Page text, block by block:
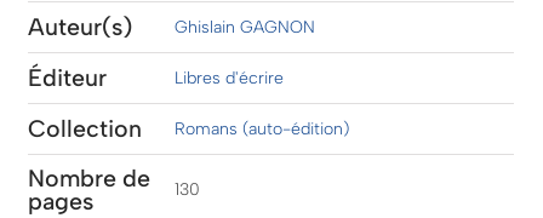
Auteur(s) Ghislain GAGNON
Éditeur Libres d'écrire
Collection Romans (auto-édition)
Nombre de
pages 130